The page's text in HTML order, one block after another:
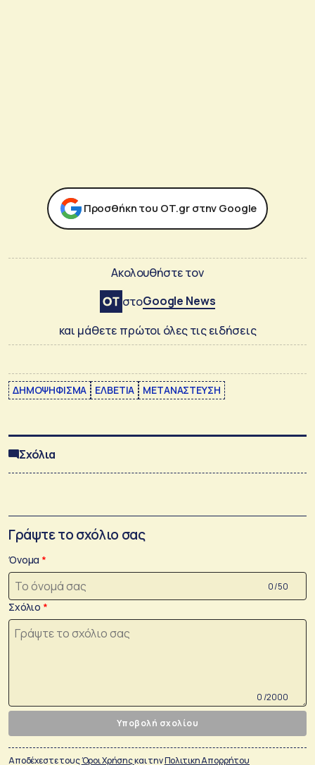
Προσθήκη του ΟΤ.gr στην Google
Ακολουθήστε τον
στοGoogle News
και μάθετε πρώτοι όλες τις ειδήσεις
ΔΗΜΟΨΗΦΙΣΜΑ ΕΛΒΕΤΙΑ ΜΕΤΑΝΑΣΤΕΥΣΗ
Σχόλια
Γράψτε το σχόλιο σας
Όνομα
0 /50
Σχόλιο
0 /2000
Υποβολή σχολίου
Αποδέχεστε τουςΌροι Χρήσηςκαι τηνΠολιτικη Απορρήτου